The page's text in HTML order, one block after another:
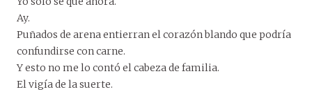
Ay.
Puñados de arena entierran el corazón blando que podría
confundirse con carne.
Y esto no me lo contó el cabeza de familia.
El vigía de la suerte.